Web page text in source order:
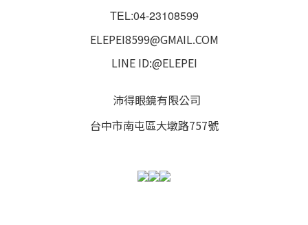
TEL:04-23108599
ELEPEI8599@GMAIL.COM
LINE ID:@ELEPEI
沛得眼鏡有限公司
台中市南屯區大墩路757號